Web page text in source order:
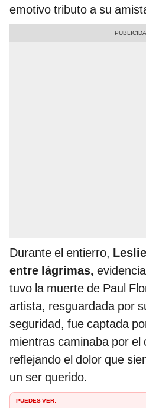
emotivo tributo a su
Durante el entierro,
entre lágrimas,
tuvo la muerte de Paul
artista, resguardada por
seguridad, fue captada
mientras caminaba por el
reflejando el dolor que
un ser querido.
PUEDES VER: